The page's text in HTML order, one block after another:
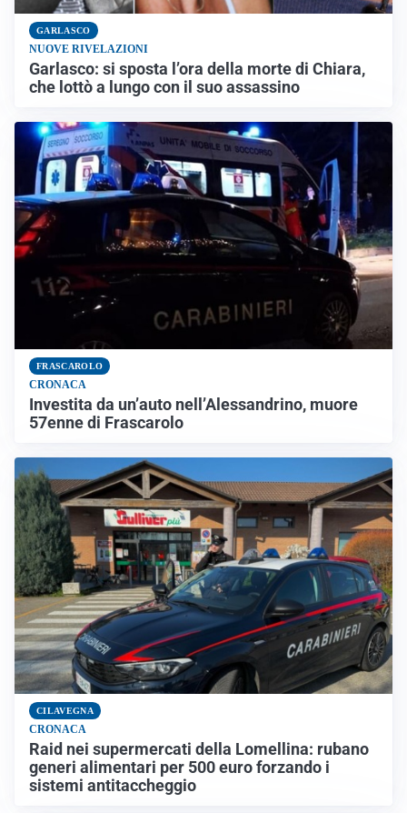
GARLASCO
NUOVE RIVELAZIONI
Garlasco: si sposta l’ora della morte di Chiara,
che lottò a lungo con il suo assassino
FRASCAROLO
CRONACA
Investita da un’auto nell’Alessandrino, muore
57enne di Frascarolo
CILAVEGNA
CRONACA
Raid nei supermercati della Lomellina: rubano
generi alimentari per 500 euro forzando i
sistemi antitaccheggio